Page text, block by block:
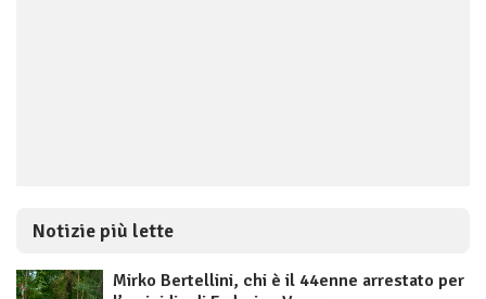
Notizie più lette
Mirko Bertellini, chi è il 44enne arrestato per